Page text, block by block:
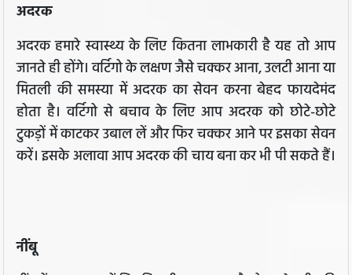
अदरक
अदरक हमारे स्वास्थ्य के लिए कितना लाभकारी है यह तो आप
जानते ही होंगे। वर्टिगो के लक्षण जैसे चक्कर आना, उलटी आना या
मितली की समस्या में अदरक का सेवन करना बेहद फायदेमंद
होता है। वर्टिगो से बचाव के लिए आप अदरक को छोटे-छोटे
टुकड़ों में काटकर उबाल लें और फिर चक्कर आने पर इसका सेवन
करें। इसके अलावा आप अदरक की चाय बना कर भी पी सकते हैं।
नींबू